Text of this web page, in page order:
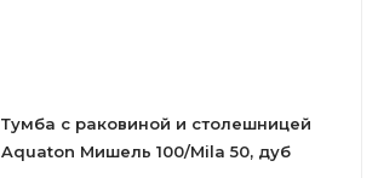
Тумба с раковиной и столешницей
Aquaton Мишель 100/Mila 50, дуб